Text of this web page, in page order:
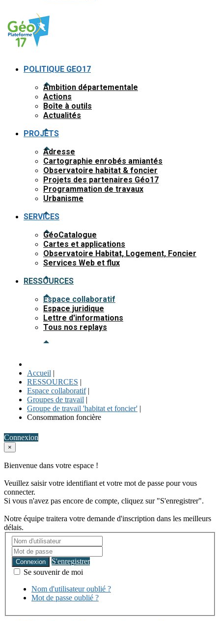
POLITIQUE GEO17
Ambition départementale
Actions
Boîte à outils
Actualités
PROJETS
Adresse
Cartographie enrobés amiantés
Observatoire habitat & foncier
Projets des partenaires Géo17
Programmation de travaux
Urbanisme
SERVICES
GéoCatalogue
Cartes et applications
Observatoire Habitat, Logement, Foncier
Services Web et flux
RESSOURCES
Espace collaboratif
Espace juridique
Lettre d'informations
Tous nos replays
Accueil |
RESSOURCES |
Espace collaboratif |
Groupes de travail |
Groupe de travail 'habitat et foncier' |
Consommation foncière
Connexion
×
Bienvenue dans votre espace !
Veuillez saisir votre identifiant et votre mot de passe pour vous
connecter.
Si vous n'avez pas encore de compte, cliquez sur "S'enregistrer".
Notre équipe traitera votre demande d'inscription dans les meilleurs
délais.
Connexion
S'enregistrer
Se souvenir de moi
Nom d'utilisateur oublié ?
Mot de passe oublié ?